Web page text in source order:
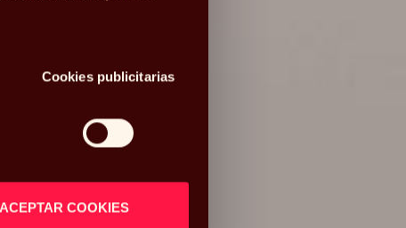
Cookies publicitarias
ACEPTAR COOKIES